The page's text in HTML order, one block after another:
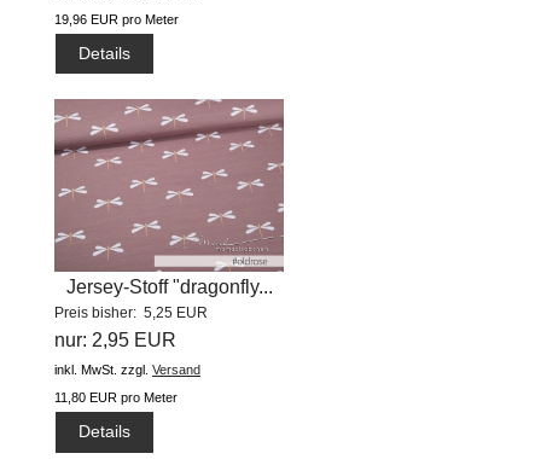
19,96 EUR pro Meter
Details
Jersey-Stoff "dragonfly...
Preis bisher: 5,25 EUR
nur: 2,95 EUR
inkl. MwSt. zzgl. Versand
11,80 EUR pro Meter
Details